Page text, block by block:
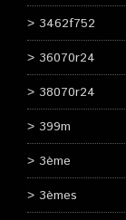
3462f752
36070r24
38070r24
399m
3ème
3èmes